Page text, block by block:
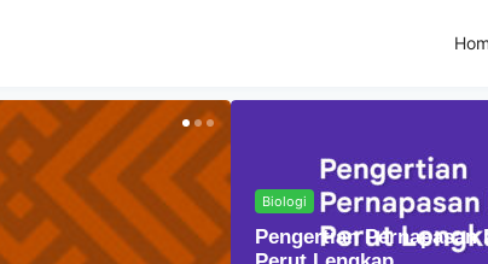
Biologi
Pengertian Pernapasan